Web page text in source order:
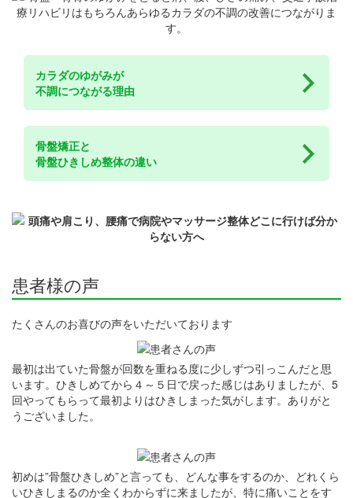
カラダのゆがみが
不調につながる理由
骨盤矯正と
骨盤ひきしめ整体の違い
患者様の声
たくさんのお喜びの声をいただいております
最初は出ていた骨盤が回数を重ねる度に少しずつ引っこんだと思
います。ひきしめてから４～５日で戻った感じはありましたが、5
回やってもらって最初よりはひきしまった気がします。ありがと
うございました。
初めは”骨盤ひきしめ”と言っても、どんな事をするのか、どれくら
いひきしまるのか全くわからずに来ましたが、特に痛いことをす